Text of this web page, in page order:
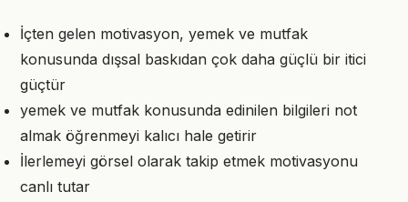
İçten gelen motivasyon, yemek ve mutfak
konusunda dışsal baskıdan çok daha güçlü bir itici
güçtür
yemek ve mutfak konusunda edinilen bilgileri not
almak öğrenmeyi kalıcı hale getirir
İlerlemeyi görsel olarak takip etmek motivasyonu
canlı tutar